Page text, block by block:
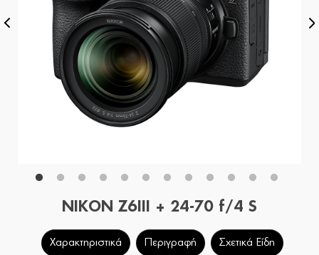
NIKON Z6III + 24-70 f/4 S
Χαρακτηριστικά Περιγραφή Σχετικά Είδη